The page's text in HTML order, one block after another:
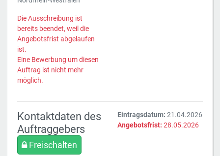
Die Ausschreibung ist
bereits beendet, weil die
Angebotsfrist abgelaufen
ist.
Eine Bewerbung um diesen
Auftrag ist nicht mehr
möglich.
Kontaktdaten des
Auftraggebers
Freischalten
Eintragsdatum: 21.04.2026
Angebotsfrist: 28.05.2026